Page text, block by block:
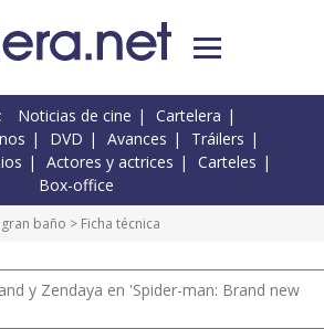
Noticias de cine
Cartelera
DVD Avances
Tráilers
Actores y actrices
Carteles
Box-office
gran baño > Ficha técnica
y Zendaya en 'Spider-man: Brand new